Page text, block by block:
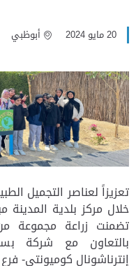
20 مايو 2024 أبوظبي
تعزيزاً لعناصر التجميل
خلال مركز بلدية المدينة
تضمنت زراعة مجموعة
بالتعاون مع شركة
إنترناشونال كوميونتي-